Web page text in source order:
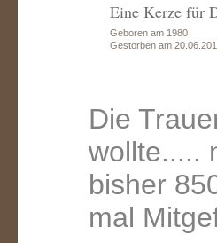
Eine Kerze für
Geboren am 1980
Gestorben am
Die
wollte.....
bisher
mal